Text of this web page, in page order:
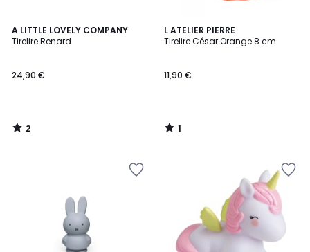
A LITTLE LOVELY COMPANY
Tirelire Renard
24,90 €
2
/
2
/
L ATELIER PIERRE
Tirelire César Orange 8 cm
11,90 €
1
/
1
/